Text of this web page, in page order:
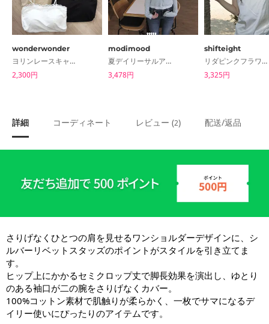
wonderwonder
ヨリンレースキャップ付きスリーブレスタンクトップ
2,300円
modimood
夏デイリーサルアンタカーディガン
3,478円
shifteight
リダピンクフラワーパッチナシブラウス
3,325円
詳細 コーディネート レビュー (2) 配送/返品
さりげなくひとつの肩を見せるワンショルダーデザインに、シ
ルバーリベットスタッズのポイントがスタイルを引き立てま
す。
ヒップ上にかかるセミクロップ丈で脚長効果を演出し、ゆとり
のある袖口が二の腕をさりげなくカバー。
100%コットン素材で肌触りが柔らかく、一枚でサマになるデ
イリー使いにぴったりのアイテムです。